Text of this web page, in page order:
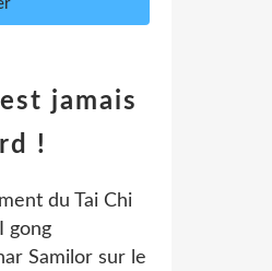
jamais
!
du Tai Chi
gong
Samilor sur le